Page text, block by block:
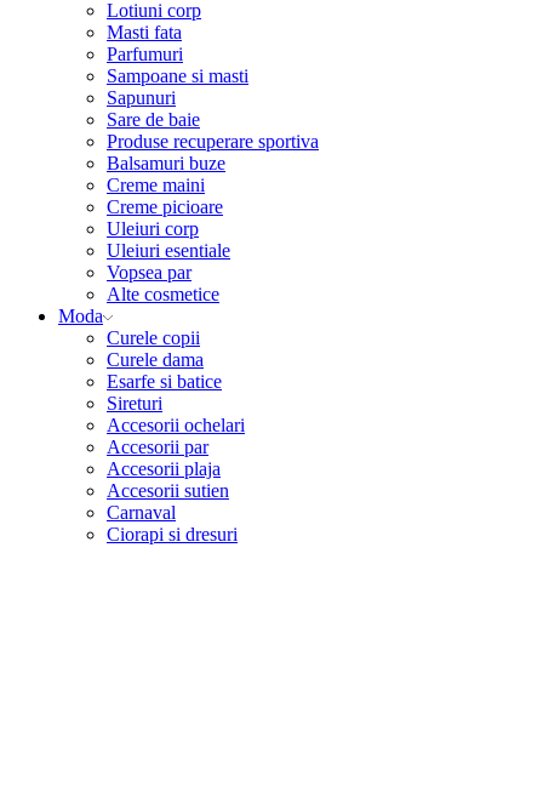
Lotiuni corp
Masti fata
Parfumuri
Sampoane si masti
Sapunuri
Sare de baie
Produse recuperare sportiva
Balsamuri buze
Creme maini
Creme picioare
Uleiuri corp
Uleiuri esentiale
Vopsea par
Alte cosmetice
Moda
Curele copii
Curele dama
Esarfe si batice
Sireturi
Accesorii ochelari
Accesorii par
Accesorii plaja
Accesorii sutien
Carnaval
Ciorapi si dresuri